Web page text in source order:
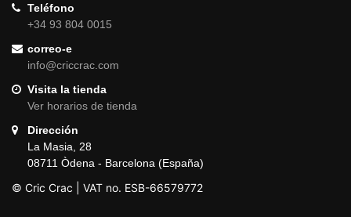
Teléfono
+34 93 804 0015
correo-e
info@criccrac.com
Visita la tienda
Ver horarios de tienda
Dirección
La Masia, 28
08711 Òdena - Barcelona (España)
© Cric Crac | VAT no. ESB-66579772